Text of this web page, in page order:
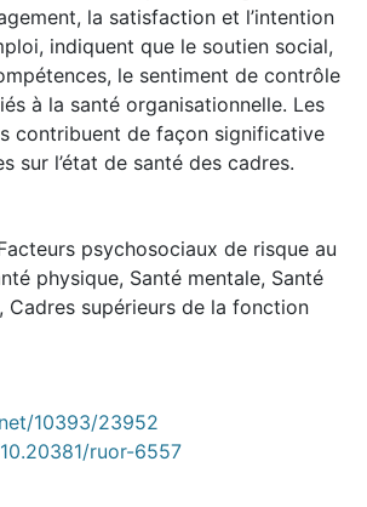
la satisfaction et l’intention
indiquent que le soutien social,
le sentiment de contrôle
à la santé organisationnelle. Les
contribuent de façon significative
sur l’état de santé des cadres.
psychosociaux de risque au
physique, Santé mentale, Santé
, Cadres supérieurs de la fonction
10393/23952
ruor-6557